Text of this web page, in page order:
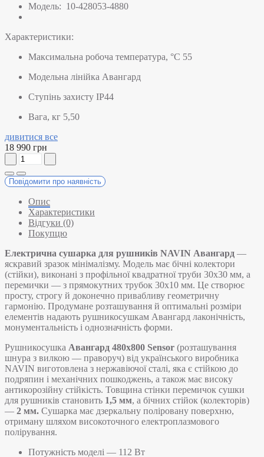
Модель: 10-428053-4880
Характеристики:
Максимальна робоча температура, °C 55
Модельна лінійка Авангард
Ступінь захисту IP44
Вага, кг 5,50
дивитися все
18 990 грн
Повідомити про наявність
Опис
Характеристики
Відгуки (0)
Покупцю
Електрична сушарка для рушників NAVIN Авангард —
яскравий зразок мінімалізму. Модель має бічні колектори
(стійки), виконані з профільної квадратної труби 30х30 мм, а
перемички — з прямокутних трубок 30х10 мм. Це створює
просту, строгу й доконечно привабливу геометричну
гармонію. Продумане розташування й оптимальні розміри
елементів надають рушникосушкам Авангард лаконічність,
монументальність і однозначність форми.
Рушникосушка Авангард 480х800 Sensor (розташування
шнура з вилкою — праворуч) від українського виробника
NAVIN виготовлена з нержавіючої сталі, яка є стійкою до
подряпин і механічних пошкоджень, а також має високу
антикорозійну стійкість. Товщина стінки перемичок сушки
для рушників становить 1,5 мм, а бічних стійок (колекторів)
— 2 мм. Сушарка має дзеркальну поліровану поверхню,
отриману шляхом високоточного електроплазмового
полірування.
Потужність моделі — 112 Вт